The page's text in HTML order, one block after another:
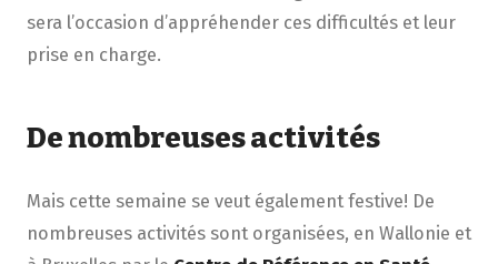
sera l’occasion d’appréhender ces difficultés et leur
prise en charge.
De nombreuses activités
Mais cette semaine se veut également festive! De
nombreuses activités sont organisées, en Wallonie et